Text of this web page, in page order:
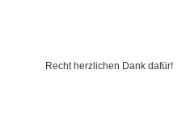
Recht herzlichen Dank dafür!